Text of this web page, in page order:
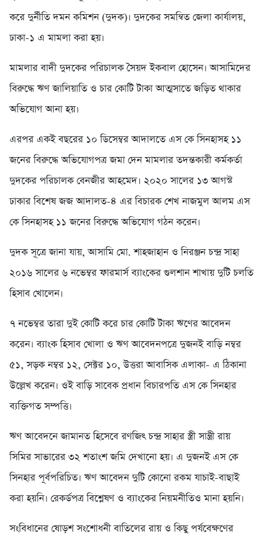
করে দুর্নীতি দমন কমিশন (দুদক)। দুদকের সমন্বিত জেলা কার্যালয়,
ঢাকা-১ এ মামলা করা হয়।
মামলার বাদী দুদকের পরিচালক সৈয়দ ইকবাল হোসেন। আসামিদের
বিরুদ্ধে ঋণ জালিয়াতি ও চার কোটি টাকা আত্মসাতে জড়িত থাকার
অভিযোগ আনা হয়।
এরপর একই বছরের ১০ ডিসেম্বর আদালতে এস কে সিনহাসহ ১১
জনের বিরুদ্ধে অভিযোগপত্র জমা দেন মামলার তদন্তকারী কর্মকর্তা
দুদকের পরিচালক বেনজীর আহমেদ। ২০২০ সালের ১৩ আগস্ট
ঢাকার বিশেষ জজ আদালত-৪ এর বিচারক শেখ নাজমুল আলম এস
কে সিনহাসহ ১১ জনের বিরুদ্ধে অভিযোগ গঠন করেন।
দুদক সূত্রে জানা যায়, আসামি মো. শাহজাহান ও নিরঞ্জন চন্দ্র সাহা
২০১৬ সালের ৬ নভেম্বর ফারমার্স ব্যাংকের গুলশান শাখায় দুটি চলতি
হিসাব খোলেন।
৭ নভেম্বর তারা দুই কোটি করে চার কোটি টাকা ঋণের আবেদন
করেন। ব্যাংক হিসাব খোলা ও ঋণ আবেদনপত্রে দুজনই বাড়ি নম্বর
৫১, সড়ক নম্বর ১২, সেক্টর ১০, উত্তরা আবাসিক এলাকা- এ ঠিকানা
উল্লেখ করেন। ওই বাড়ি সাবেক প্রধান বিচারপতি এস কে সিনহার
ব্যক্তিগত সম্পত্তি।
ঋণ আবেদনে জামানত হিসেবে রণজিৎ চন্দ্র সাহার স্ত্রী সান্ত্রী রায়
সিমির সাভারের ৩২ শতাংশ জমি দেখানো হয়। এ দুজনই এস কে
সিনহার পূর্বপরিচিত। ঋণ আবেদন দুটি কোনো রকম যাচাই-বাছাই
করা হয়নি। রেকর্ডপত্র বিশ্লেষণ ও ব্যাংকের নিয়মনীতিও মানা হয়নি।
সংবিধানের ষোড়শ সংশোধনী বাতিলের রায় ও কিছু পর্যবেক্ষণের